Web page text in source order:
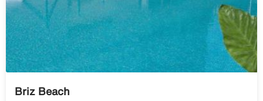
Briz Beach